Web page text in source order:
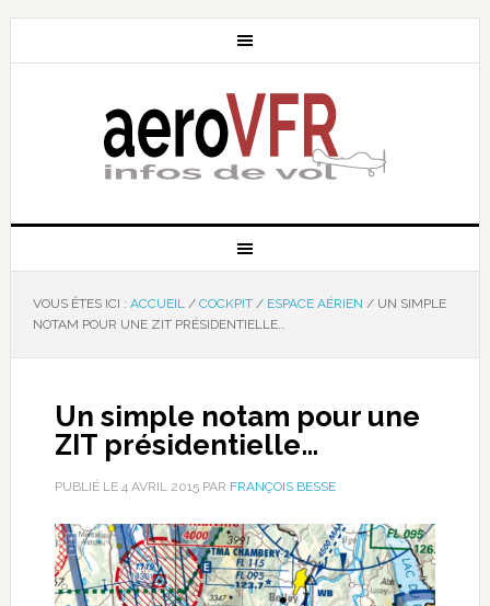
VOUS ÊTES ICI : ACCUEIL / COCKPIT / ESPACE AÉRIEN /UN SIMPLE
NOTAM POUR UNE ZIT PRÉSIDENTIELLE…
Un simple notam pour une
ZIT présidentielle…
PUBLIÉ LE 4 AVRIL 2015PAR FRANÇOIS BESSE